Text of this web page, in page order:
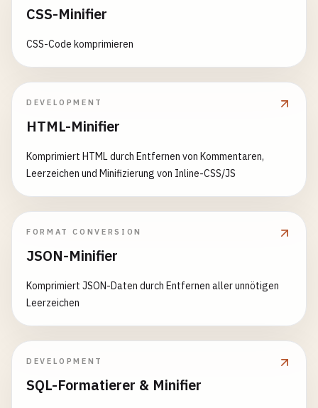
CSS-Minifier
CSS-Code komprimieren
DEVELOPMENT
HTML-Minifier
Komprimiert HTML durch Entfernen von Kommentaren,
Leerzeichen und Minifizierung von Inline-CSS/JS
FORMAT CONVERSION
JSON-Minifier
Komprimiert JSON-Daten durch Entfernen aller unnötigen
Leerzeichen
DEVELOPMENT
SQL-Formatierer & Minifier